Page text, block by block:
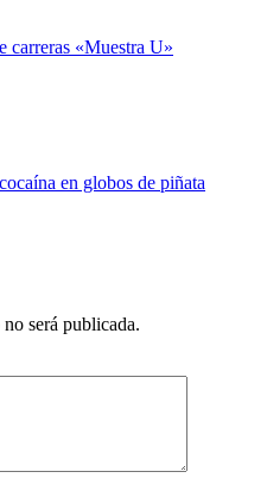
carreras «Muestra U»
en globos de piñata
será publicada.